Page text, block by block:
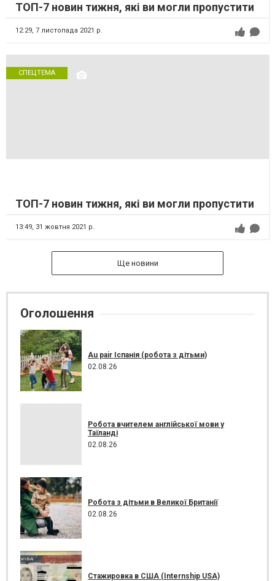
ТОП-7 новин тижня, які ви могли пропустити
12:29, 7 листопада 2021 р.
СПЕЦТЕМА
ТОП-7 новин тижня, які ви могли пропустити
13:49, 31 жовтня 2021 р.
Ще новини
Оголошення
Au pair Іспанія (робота з дітьми)
02.08.26
Робота вчителем англійської мови у
Таїланді
02.08.26
Робота з дітьми в Великої Британії
02.08.26
Стажировка в США (Internship USA)